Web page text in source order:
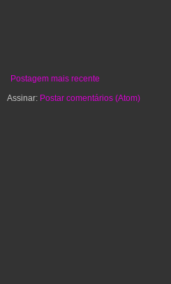
Postagem mais recente
Assinar: Postar comentários (Atom)